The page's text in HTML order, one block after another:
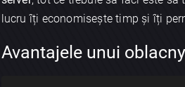
lucru îți economisește timp și îți
Avantajele unui